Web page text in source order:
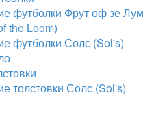
футболки Фрут оф зе Лум
the Loom)
футболки Солс (Sol's)
толстовки Солс (Sol's)